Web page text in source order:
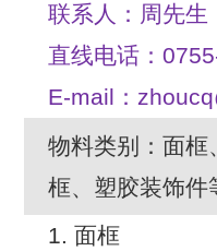
联系人：周先生
直线电话：
E-mail：
物料类别：面框
框、塑胶装饰
1. 面框